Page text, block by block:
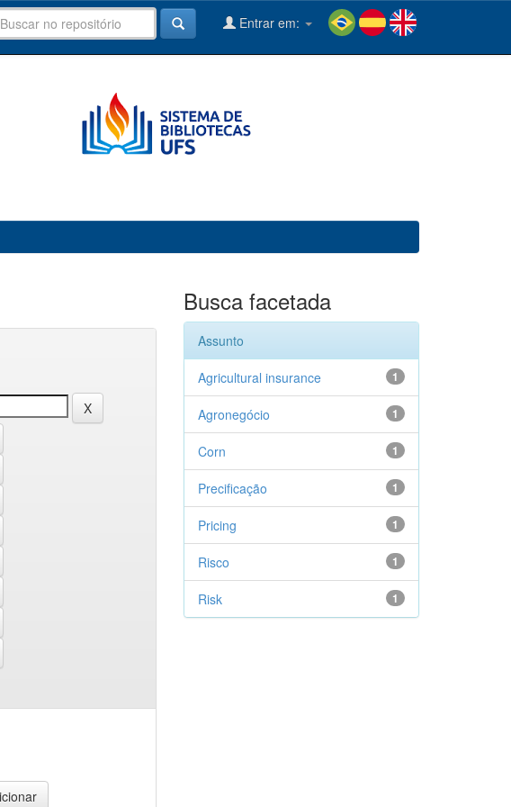
Entrar em:
Busca facetada
Assunto
1
Agricultural insurance
1
Agronegócio
1
Corn
1
Precificação
1
Pricing
1
Risco
1
Risk